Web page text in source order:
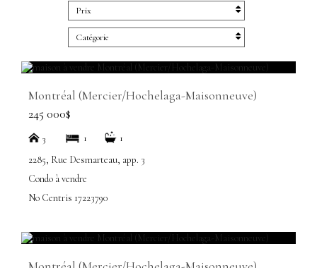
Prix
Catégorie
Montréal (Mercier/Hochelaga-Maisonneuve)
245 000$
3 1 1
2285, Rue Desmarteau, app. 3
Condo à vendre
No Centris 17223790